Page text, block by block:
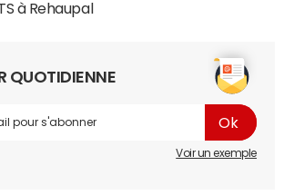
à Rehaupal
QUOTIDIENNE
Voir un exemple